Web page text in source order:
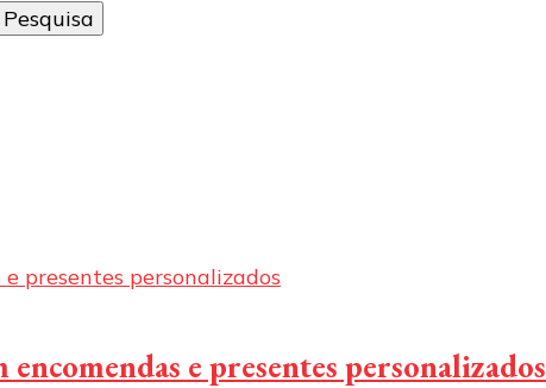
e presentes personalizados